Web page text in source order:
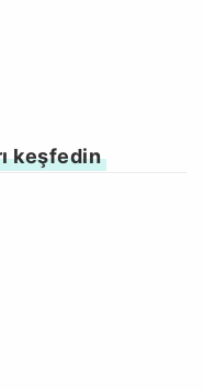
keşfedin